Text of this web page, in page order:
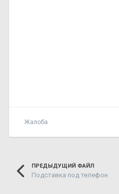
Жалоба
ПРЕДЫДУЩИЙ ФАЙЛ
Подставка под телефон